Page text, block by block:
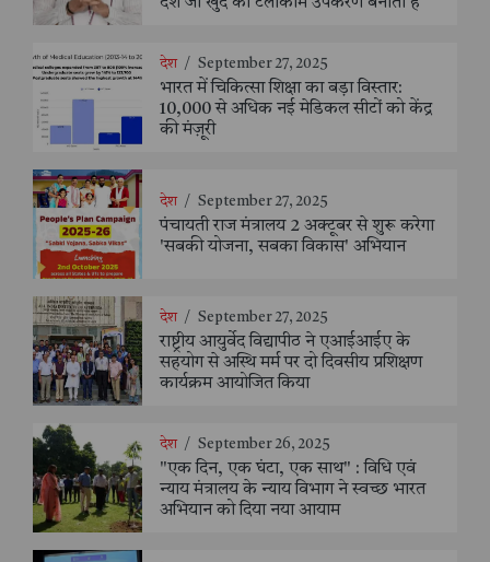
देश / September 27, 2025
भारत में चिकित्सा शिक्षा का बड़ा विस्तार:
10,000 से अधिक नई मेडिकल सीटों को केंद्र
की मंज़ूरी
देश / September 27, 2025
पंचायती राज मंत्रालय 2 अक्टूबर से शुरू करेगा
'सबकी योजना, सबका विकास' अभियान
देश / September 27, 2025
राष्ट्रीय आयुर्वेद विद्यापीठ ने एआईआईए के
सहयोग से अस्थि मर्म पर दो दिवसीय प्रशिक्षण
कार्यक्रम आयोजित किया
देश / September 26, 2025
"एक दिन, एक घंटा, एक साथ" : विधि एवं
न्याय मंत्रालय के न्याय विभाग ने स्वच्छ भारत
अभियान को दिया नया आयाम